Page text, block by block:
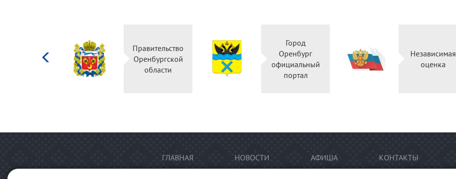
Правительство
Оренбургской
области
Город
Оренбург
официальный
портал
Независимая
оценка
ГЛАВНАЯ НОВОСТИ АФИША КОНТАКТЫ